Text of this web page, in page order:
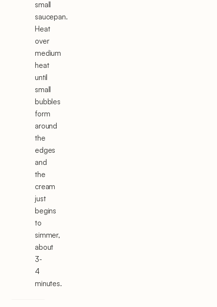
small
saucepan.
Heat
over
medium
heat
until
small
bubbles
form
around
the
edges
and
the
cream
just
begins
to
simmer,
about
3-
4
minutes.